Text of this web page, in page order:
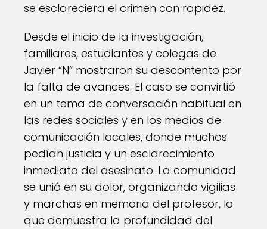
se esclareciera el crimen con rapidez.
Desde el inicio de la investigación,
familiares, estudiantes y colegas de
Javier “N” mostraron su descontento por
la falta de avances. El caso se convirtió
en un tema de conversación habitual en
las redes sociales y en los medios de
comunicación locales, donde muchos
pedían justicia y un esclarecimiento
inmediato del asesinato. La comunidad
se unió en su dolor, organizando vigilias
y marchas en memoria del profesor, lo
que demuestra la profundidad del